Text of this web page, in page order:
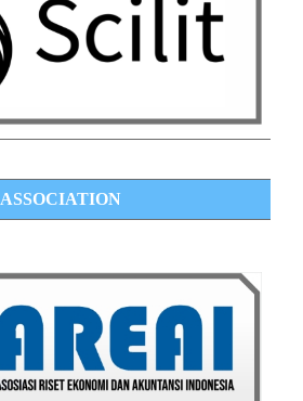
ASSOCIATION